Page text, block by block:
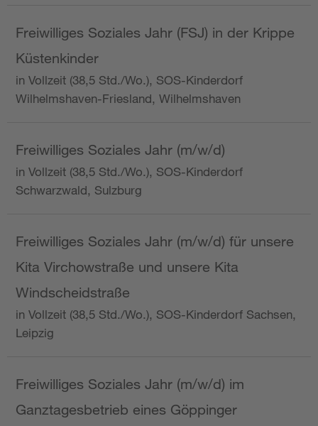
Freiwilliges Soziales Jahr (FSJ) in der Krippe
Küstenkinder
in Vollzeit (38,5 Std./Wo.), SOS-Kinderdorf
Wilhelmshaven-Friesland, Wilhelmshaven
Freiwilliges Soziales Jahr (m/w/d)
in Vollzeit (38,5 Std./Wo.), SOS-Kinderdorf
Schwarzwald, Sulzburg
Freiwilliges Soziales Jahr (m/w/d) für unsere
Kita Virchowstraße und unsere Kita
Windscheidstraße
in Vollzeit (38,5 Std./Wo.), SOS-Kinderdorf Sachsen,
Leipzig
Freiwilliges Soziales Jahr (m/w/d) im
Ganztagesbetrieb eines Göppinger